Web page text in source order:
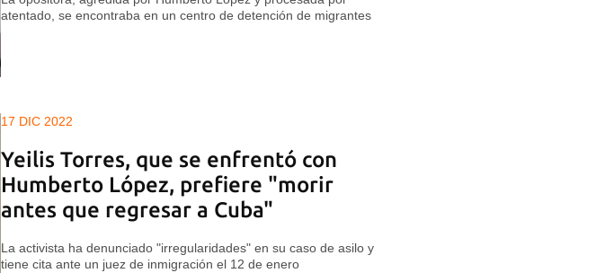
atentado, se encontraba en un centro de detención de migrantes
17 DIC 2022
Yeilis Torres, que se enfrentó con
Humberto López, prefiere "morir
antes que regresar a Cuba"
La activista ha denunciado "irregularidades" en su caso de asilo y
tiene cita ante un juez de inmigración el 12 de enero